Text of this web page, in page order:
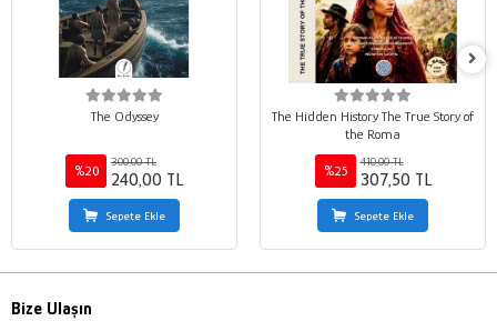
The Odyssey
%20
300,00 TL
240,00 TL
Sepete Ekle
The Hidden History The True Story of
the Roma
%25
410,00 TL
307,50 TL
Sepete Ekle
Bize Ulaşın